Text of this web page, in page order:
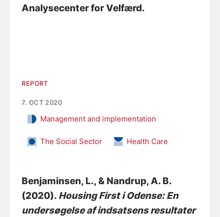
Analysecenter for Velfærd.
REPORT
7. OCT 2020
Management and implementation
The Social Sector Health Care
Benjaminsen, L., & Nandrup, A. B.
(2020). Housing First i Odense: En
undersøgelse af indsatsens resultater